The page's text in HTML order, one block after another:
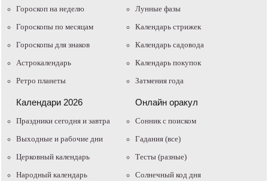
Гороскоп на неделю
Гороскопы по месяцам
Гороскопы для знаков
Астрокалендарь
Ретро планеты
Лунные фазы
Календарь стрижек
Календарь садовода
Календарь покупок
Затмения года
Календари 2026
Праздники сегодня и завтра
Выходные и рабочие дни
Церковный календарь
Народный календарь
Онлайн оракул
Cонник с поиском
Гадания (все)
Тесты (разные)
Солнечный код дня